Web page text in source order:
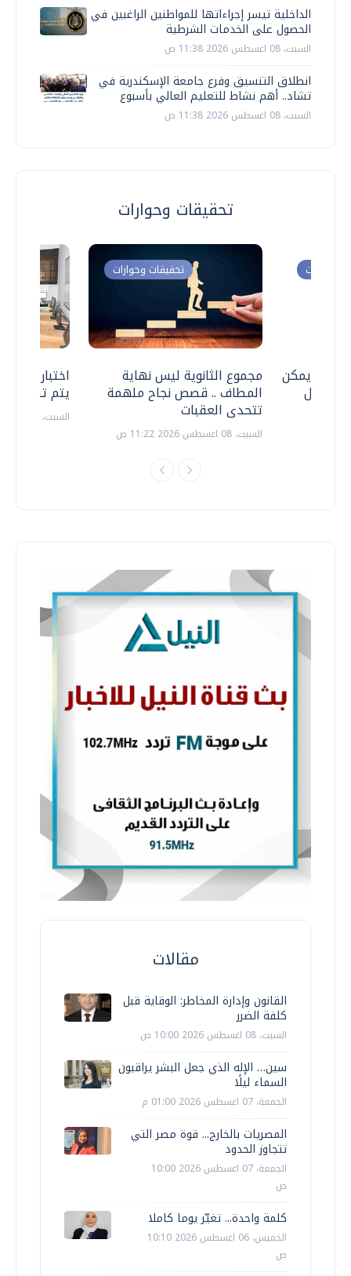
الداخلية تيسر إجراءاتها للمواطنين الراغبين في
الحصول على الخدمات الشرطية
السبت، 08 اغسطس 2026 11:38 ص
انطلاق التنسيق وفرع جامعة الإسكندرية في
تشاد.. أهم نشاط للتعليم العالي بأسبوع
السبت، 08 اغسطس 2026 11:38 ص
تحقيقات وحوارات
اختبارات
يتم
السبت، 18 يوليو 2026 09:22 ص
تحقيقات وحوارات
مجموع الثانوية ليس نهاية
المطاف .. قصص نجاح ملهمة
تتحدى العقبات
السبت، 08 اغسطس 2026 11:22 ص
وحوارات
.. هل يمكن
نتعامل
مقالات
القانون وإدارة المخاطر: الوقاية قبل
كلفة الضرر
السبت، 08 اغسطس 2026 10:00 ص
سين… الإله الذي جعل البشر يراقبون
السماء ليلًا
الجمعة، 07 اغسطس 2026 01:00 م
المصريات بالخارج... قوة مصر التي
تتجاوز الحدود
الجمعة، 07 اغسطس 2026 10:00
ص
كلمة واحدة... تغيّر يوما كاملا
الخميس، 06 اغسطس 2026 10:10
ص